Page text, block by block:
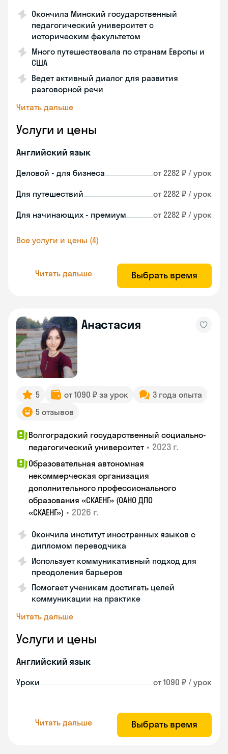
Окончила Минский государственный
педагогический университет с
историческим факультетом
Много путешествовала по странам Европы и
США
Ведет активный диалог для развития
разговорной речи
Читать дальше
Услуги и цены
Английский язык
Деловой - для бизнеса от 2282 ₽ / урок
Для путешествий от 2282 ₽ / урок
Для начинающих - премиум от 2282 ₽ / урок
Все услуги и цены (4)
Читать дальше Выбрать время
Анастасия
5 от 1090 ₽ за урок
3 года опыта
5 отзывов
Волгоградский государственный социально-
педагогический университет • 2023 г.
Образовательная автономная
некоммерческая организация
дополнительного профессионального
образования «СКАЕНГ» (ОАНО ДПО
«СКАЕНГ») • 2026 г.
Окончила институт иностранных языков с
дипломом переводчика
Использует коммуникативный подход для
преодоления барьеров
Помогает ученикам достигать целей
коммуникации на практике
Читать дальше
Услуги и цены
Английский язык
Уроки от 1090 ₽ / урок
Читать дальше Выбрать время